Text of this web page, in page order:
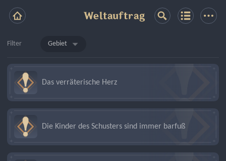
Weltauftrag
Filter Gebiet
Das verräterische Herz
Die Kinder des Schusters sind immer barfuß